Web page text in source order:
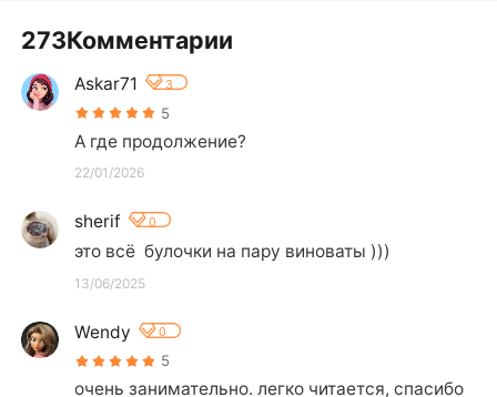
273Комментарии
Askar71 3
5
А где продолжение?
22/01/2026
sherif 0
это всё  булочки на пару виноваты )))
13/06/2025
Wendy 0
5
очень занимательно. легко читается, спасибо